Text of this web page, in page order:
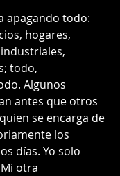
apagando todo:
hogares,
todo,
Algunos
antes que otros
se encarga de
los
días. Yo solo
otra